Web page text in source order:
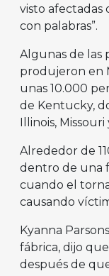
visto afectadas
con palabras”.
Algunas de las
produjeron en
unas 10.000
de Kentucky,
Illinois,
Alrededor de
dentro de una
cuando el
causando
Kyanna
fábrica, dijo
después de